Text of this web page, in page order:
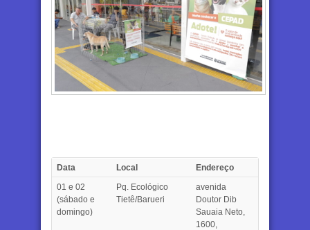
Data Local
Endereço
01 e 02
(sábado e
domingo)
Pq. Ecológico
Tietê/Barueri
avenida
Doutor Dib
Sauaia Neto,
1600,